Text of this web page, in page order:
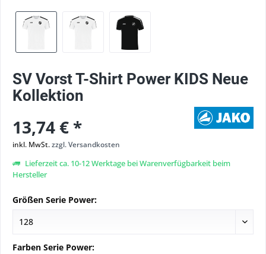
SV Vorst T-Shirt Power KIDS Neue
Kollektion
13,74 € *
inkl. MwSt.zzgl. Versandkosten
Lieferzeit ca. 10-12 Werktage bei Warenverfügbarkeit beim
Hersteller
Größen Serie Power:
Farben Serie Power: